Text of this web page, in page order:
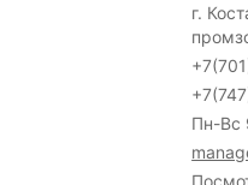
г.
Пн-Вс